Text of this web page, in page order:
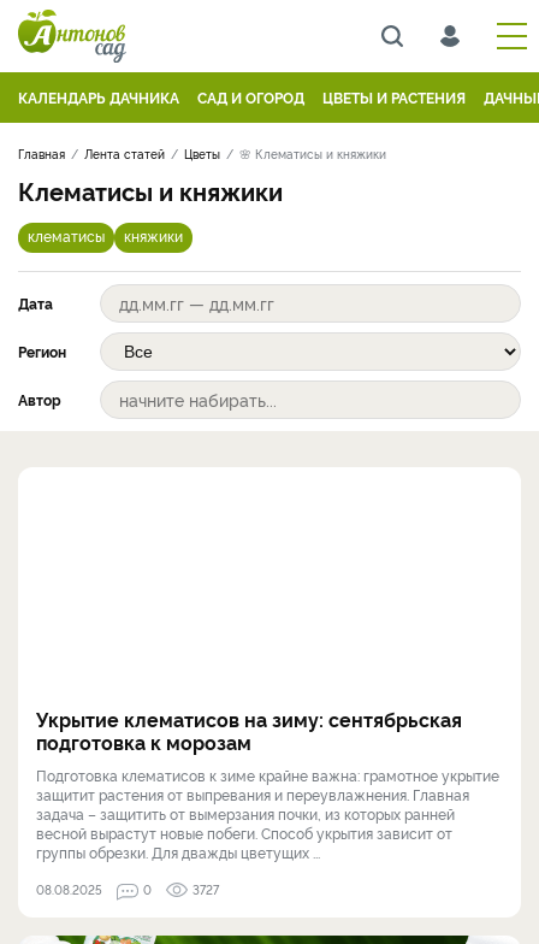
КАЛЕНДАРЬ ДАЧНИКА САД И ОГОРОД ЦВЕТЫ И РАСТЕНИЯ
Главная Лента статей Цветы 🌸 Клематисы и княжики
Клематисы и княжики
клематисы княжики
Дата
Регион
Автор
Укрытие клематисов на зиму: сентябрьская
подготовка к морозам
Подготовка клематисов к зиме крайне важна: грамотное укрытие
защитит растения от выпревания и переувлажнения. Главная
задача – защитить от вымерзания почки, из которых ранней
весной вырастут новые побеги. Способ укрытия зависит от
группы обрезки. Для дважды цветущих ...
08.08.2025 0 3727